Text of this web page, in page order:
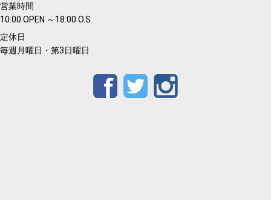
営業時間
10:00 OPEN ～18:00 O.S
定休日
毎週月曜日・第3日曜日
FacebookTwitter